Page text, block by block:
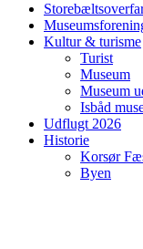
Kultur & turisme
Turist
Museum
Museum
Isbåd
Udflugt 2026
Historie
Korsør
Byen